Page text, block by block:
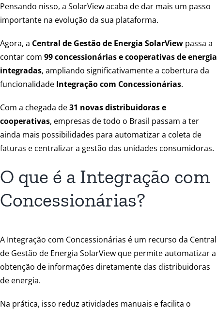
Pensando nisso, a SolarView acaba de dar mais um passo
importante na evolução da sua plataforma.
Agora, a Central de Gestão de Energia SolarViewpassa a
contar com 99 concessionárias e cooperativas de energia
integradas, ampliando significativamente a cobertura da
funcionalidade Integração com Concessionárias.
Com a chegada de31 novas distribuidoras e
cooperativas, empresas de todo o Brasil passam a ter
ainda mais possibilidades para automatizar a coleta de
faturas e centralizar a gestão das unidades consumidoras.
O que é a Integração com
Concessionárias?
A Integração com Concessionárias é um recurso da Central
de Gestão de Energia SolarView que permite automatizar a
obtenção de informações diretamente das distribuidoras
de energia.
Na prática, isso reduz atividades manuais e facilita o